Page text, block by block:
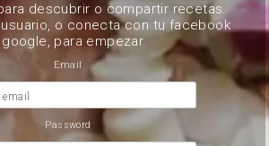
descubrir o compartir recetas.
usuario, o conecta con tu facebook
para empezar.
Email
Password